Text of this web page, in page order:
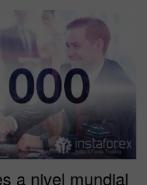
a nivel mundial